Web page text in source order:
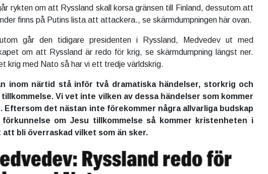
rykten om att Ryssland skall korsa gränsen till Finland, dessutom att
finns på Putins lista att attackera., se skärmdumpningen här ovan.
går den tidigare presidenten i Ryssland, Medvedev ut med
om att Ryssland är redo för krig, se skärmdumpning längst ner.
krig med Nato så har vi ett tredje världskrig.
inom närtid stå inför två dramatiska händelser, storkrig och
tillkommelse. Vi vet inte vilken av dessa händelser som kommer
Eftersom det nästan inte förekommer några allvarliga budskap
förkunnelse om Jesu tillkommelse så kommer kristenheten i
bli överraskad vilket som än sker.